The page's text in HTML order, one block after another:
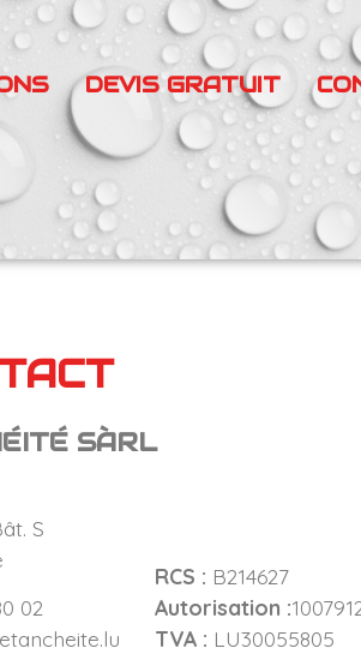
DEVIS GRATUIT
SÀRL
S
02
RCS : B214627
Autorisation :
TVA : LU30055805